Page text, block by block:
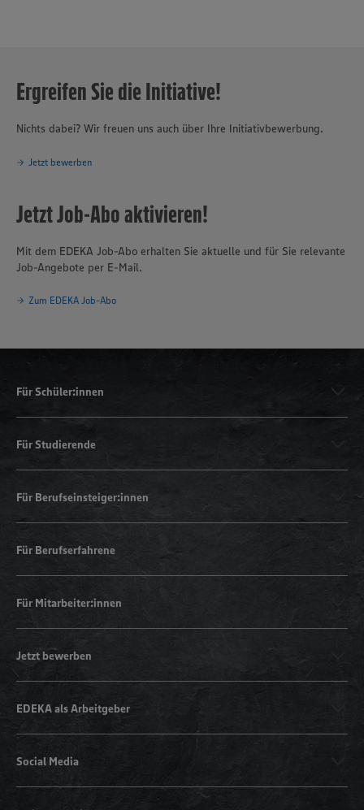
Ergreifen Sie die Initiative!
Nichts dabei? Wir freuen uns auch über Ihre Initiativbewerbung.
Jetzt bewerben
Jetzt Job-Abo aktivieren!
Mit dem EDEKA Job-Abo erhalten Sie aktuelle und für Sie relevante
Job-Angebote per E-Mail.
Zum EDEKA Job-Abo
Für Schüler:innen
Für Studierende
Für Berufseinsteiger:innen
Für Berufserfahrene
Für Mitarbeiter:innen
Jetzt bewerben
EDEKA als Arbeitgeber
Social Media